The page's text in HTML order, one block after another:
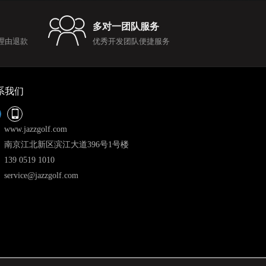
由退款
多对一团队服务
优秀开发团队便捷服务
我们
www.jazzgolf.com
南京江北新区滨江大道396号1号楼
139 0519 1010
service@jazzgolf.com